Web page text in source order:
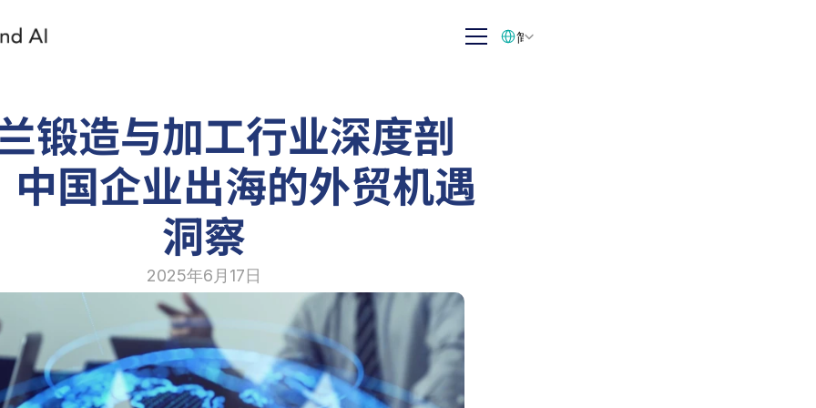
锻造与加工行业深度剖
中国企业出海的外贸机遇
洞察
2025年6月17日
简体中文